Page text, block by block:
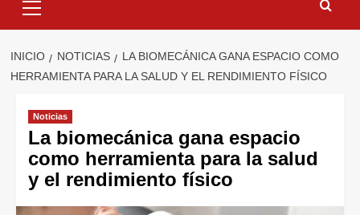
primario
INICIO NOTICIAS
LA BIOMECÁNICA GANA ESPACIO COMO
HERRAMIENTA PARA LA SALUD Y EL RENDIMIENTO FÍSICO
Noticias
La biomecánica gana espacio
como herramienta para la salud
y el rendimiento físico